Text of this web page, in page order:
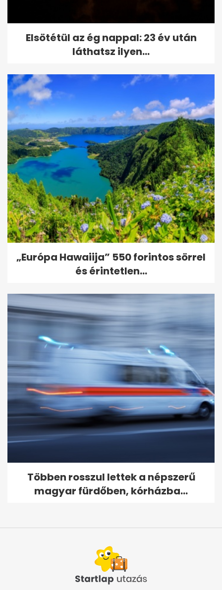
Elsötétül az ég nappal: 23 év után
láthatsz ilyen...
„Európa Hawaiija” 550 forintos sörrel
és érintetlen...
Többen rosszul lettek a népszerű
magyar fürdőben, kórházba...